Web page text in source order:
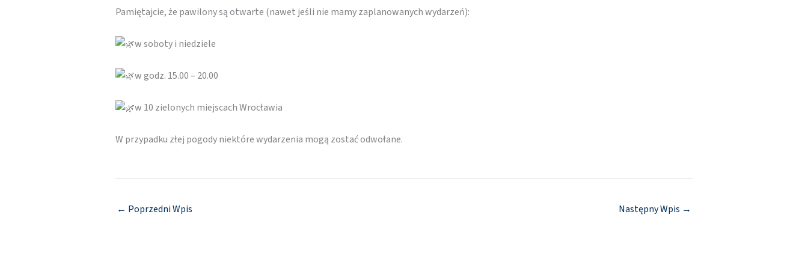
Pamiętajcie, że pawilony są otwarte (nawet jeśli nie mamy zaplanowanych wydarzeń):
w soboty i niedziele
w godz. 15.00 – 20.00
w 10 zielonych miejscach Wrocławia
W przypadku złej pogody niektóre wydarzenia mogą zostać odwołane.
← Poprzedni Wpis Następny Wpis →